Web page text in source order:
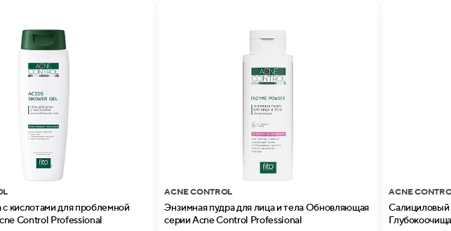
с кислотами для проблемной
Control Professional
ACNE CONTROL
Энзимная пудра для лица и тела Обновляющая
серии Acne Control Professional
ACNE
Салициловый